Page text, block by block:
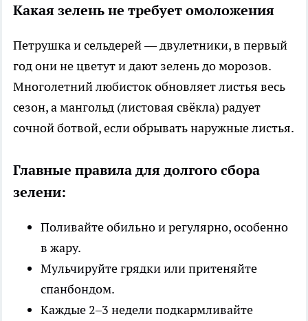
Какая зелень не требует омоложения
Петрушка и сельдерей — двулетники, в первый
год они не цветут и дают зелень до морозов.
Многолетний любисток обновляет листья весь
сезон, а мангольд (листовая свёкла) радует
сочной ботвой, если обрывать наружные листья.
Главные правила для долгого сбора
зелени:
Поливайте обильно и регулярно, особенно
в жару.
Мульчируйте грядки или притеняйте
спанбондом.
Каждые 2–3 недели подкармливайте